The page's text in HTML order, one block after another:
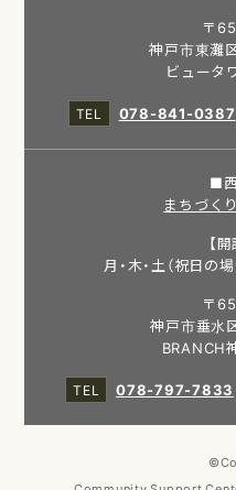
〒
神戸市東灘
ビュータ
078-841-0387
■
まちづく
【
月・木・土（祝日の
〒
神戸市垂水
BRANCH
078-797-7833